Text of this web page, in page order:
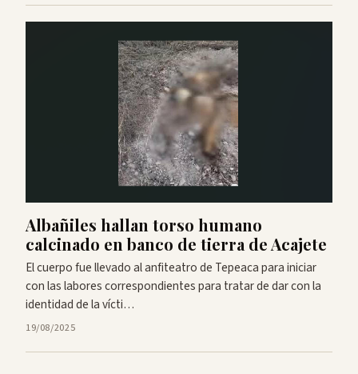
Albañiles hallan torso humano
calcinado en banco de tierra de Acajete
El cuerpo fue llevado al anfiteatro de Tepeaca para iniciar
con las labores correspondientes para tratar de dar con la
identidad de la vícti…
19/08/2025